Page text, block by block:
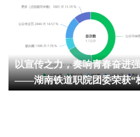
以宣传之力，奏响青春奋进
——湖南铁道职院团委荣获“